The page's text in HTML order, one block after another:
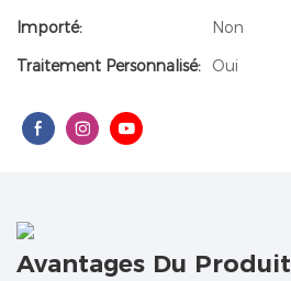
Importé:
Non
Traitement Personnalisé:
Oui
Avantages Du Produit